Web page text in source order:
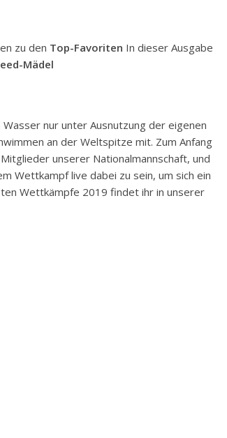
zu den Top-Favoriten In dieser Ausgabe
Mädel
nur unter Ausnutzung der eigenen
an der Weltspitze mit. Zum Anfang
unserer Nationalmannschaft, und
Wettkampf live dabei zu sein, um sich ein
Wettkämpfe 2019 findet ihr in unserer